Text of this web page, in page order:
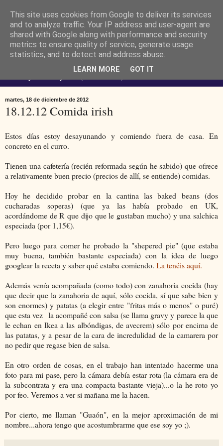
Ferendus K. Resimler -
personal
martes, 18 de diciembre de 2012
18.12.12 Comida irish
Estos días estoy desayunando y comiendo fuera de casa. En
concreto en el curro.
Tienen una cafetería (recién reformada según he sabido) que ofrece
a relativamente buen precio (precios de allí, se entiende) comidas.
Hoy he decidido probar en la cantina las baked beans (dos
cucharadas soperas) (que ya las había probado en UK,
acordándome de R que dijo que le gustaban mucho) y una salchica
especiada (por 1,15€).
Pero luego para comer he probado la "shepered pie" (que estaba
muy buena, también bastante especiada) con la idea de luego
googlear la receta y saber qué estaba comiendo. La tenéis aquí.
Además venía acompañada (como todo) con zanahoria cocida (hay
que decir que la zanahoria de aquí, sólo cocida, sí que sabe bien y
son enormes) y patatas (a elegir entre "fritas más o menos" o puré)
que esta vez la acompañé con salsa (se llama gravy y parece la que
le echan en Ikea a las albóndigas, de avecrem) sólo por encima de
las patatas, y a pesar de la cara de incredulidad de la camarera por
no pedir que regase bien de salsa.
En otro orden de cosas, en el trabajo han intentado hacerme una
foto para mi pase, pero la cámara debía estar rota (la cámara era de
la subcontrata y era una compacta bastante vieja)...o la he roto yo
por feo. Veremos a ver si mañana me la hacen.
Por cierto, me llaman "Guaón", en la mejor aproximación de mi
nombre...ahora tengo que acostumbrarme que ese soy yo ;).
This site uses cookies from Google to deliver its services
and to analyze traffic. Your IP address and user-agent are
shared with Google along with performance and security
metrics to ensure quality of service, generate usage
statistics, and to detect and address abuse.
LEARN MORE GOT IT